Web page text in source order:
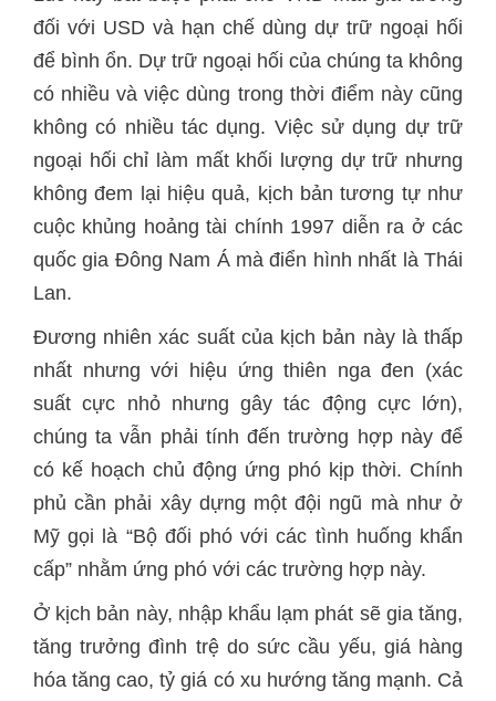
đối với USD và hạn chế dùng dự trữ ngoại hối
để bình ổn. Dự trữ ngoại hối của chúng ta không
có nhiều và việc dùng trong thời điểm này cũng
không có nhiều tác dụng. Việc sử dụng dự trữ
ngoại hối chỉ làm mất khối lượng dự trữ nhưng
không đem lại hiệu quả, kịch bản tương tự như
cuộc khủng hoảng tài chính 1997 diễn ra ở các
quốc gia Đông Nam Á mà điển hình nhất là Thái
Lan.
Đương nhiên xác suất của kịch bản này là thấp
nhất nhưng với hiệu ứng thiên nga đen (xác
suất cực nhỏ nhưng gây tác động cực lớn),
chúng ta vẫn phải tính đến trường hợp này để
có kế hoạch chủ động ứng phó kịp thời. Chính
phủ cần phải xây dựng một đội ngũ mà như ở
Mỹ gọi là “Bộ đối phó với các tình huống khẩn
cấp” nhằm ứng phó với các trường hợp này.
Ở kịch bản này, nhập khẩu lạm phát sẽ gia tăng,
tăng trưởng đình trệ do sức cầu yếu, giá hàng
hóa tăng cao, tỷ giá có xu hướng tăng mạnh. Cả